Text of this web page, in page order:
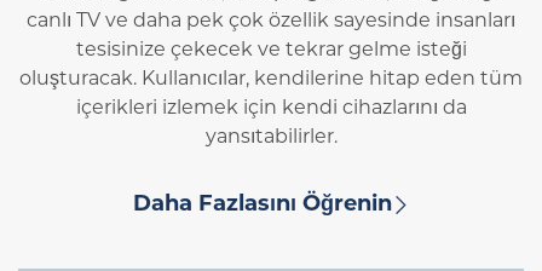
canlı TV ve daha pek çok özellik sayesinde insanları
tesisinize çekecek ve tekrar gelme isteği
oluşturacak. Kullanıcılar, kendilerine hitap eden tüm
içerikleri izlemek için kendi cihazlarını da
yansıtabilirler.
Daha Fazlasını Öğrenin